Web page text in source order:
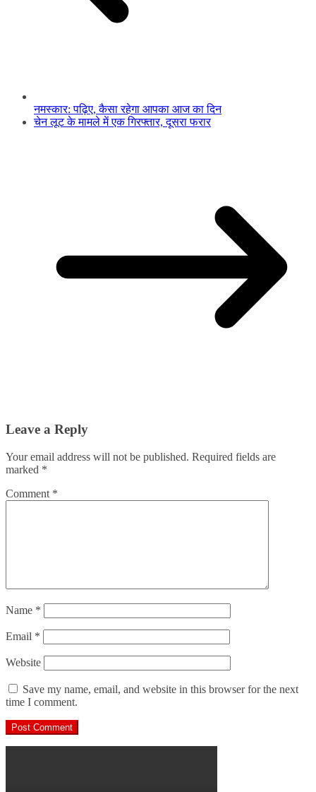
नमस्कार: पढ़िए, कैसा रहेगा आपका आज का दिन
चेन लूट के मामले में एक गिरफ्तार, दूसरा फरार
Leave a Reply
Your email address will not be published. Required fields are
marked *
Comment *
Name *
Email *
Website
Save my name, email, and website in this browser for the next
time I comment.